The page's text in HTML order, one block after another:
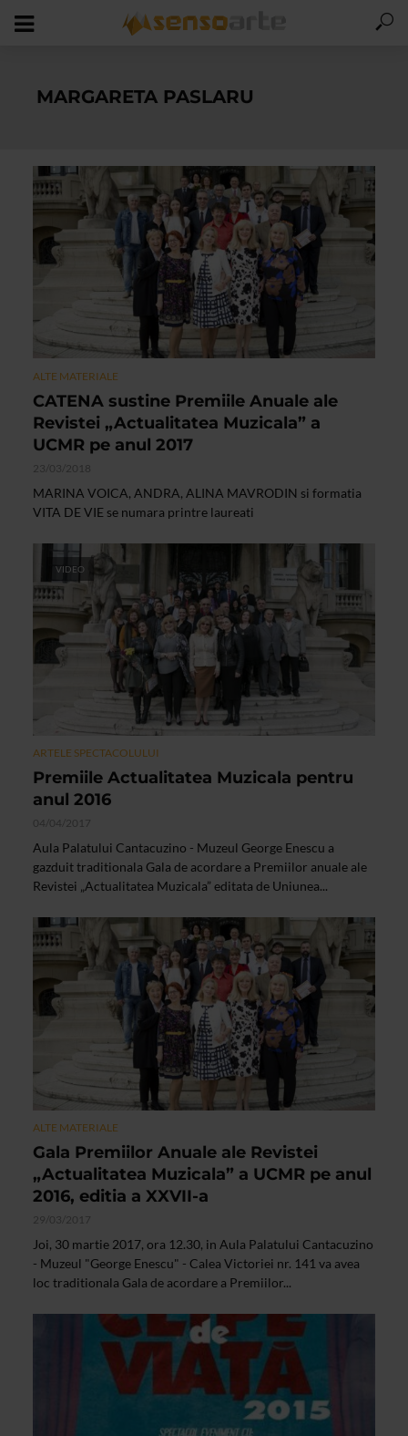
MARGARETA PASLARU
ALTE MATERIALE
CATENA sustine Premiile Anuale ale
Revistei „Actualitatea Muzicala” a
UCMR pe anul 2017
23/03/2018
MARINA VOICA, ANDRA, ALINA MAVRODIN si formatia
VITA DE VIE se numara printre laureati
VIDEO
ARTELE SPECTACOLULUI
Premiile Actualitatea Muzicala pentru
anul 2016
04/04/2017
Aula Palatului Cantacuzino - Muzeul George Enescu a
gazduit traditionala Gala de acordare a Premiilor anuale ale
Revistei „Actualitatea Muzicala” editata de Uniunea...
ALTE MATERIALE
Gala Premiilor Anuale ale Revistei
„Actualitatea Muzicala” a UCMR pe anul
2016, editia a XXVII-a
29/03/2017
Joi, 30 martie 2017, ora 12.30, in Aula Palatului Cantacuzino
- Muzeul "George Enescu" - Calea Victoriei nr. 141 va avea
loc traditionala Gala de acordare a Premiilor...